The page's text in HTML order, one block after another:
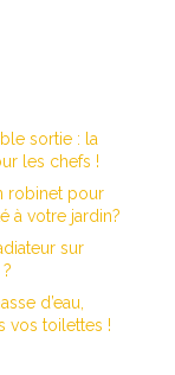
sortie : la
les chefs !
robinet pour
à votre jardin?
sur
d’eau,
vos toilettes !